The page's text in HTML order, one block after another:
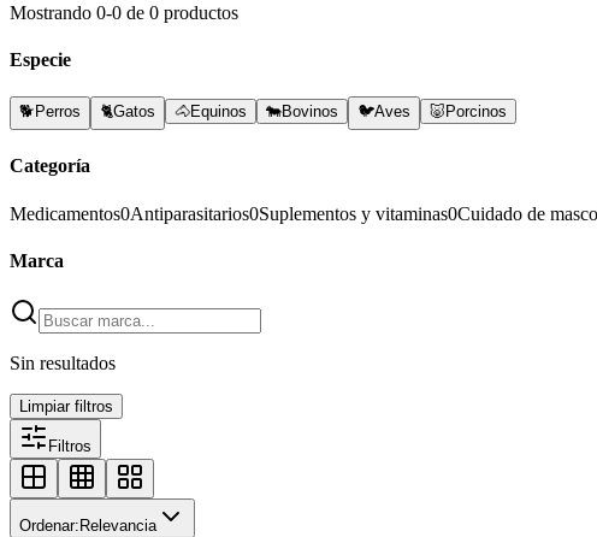
Mostrando 0-0 de 0 productos
Especie
🐕 Perros 🐈Gatos 🐴Equinos 🐄Bovinos 🐦Aves 🐷 Porcinos
Categoría
Medicamentos0Antiparasitarios0Suplementos y vitaminas0Cuidado de
Marca
Sin resultados
Limpiar filtros
Filtros
Ordenar: Relevancia